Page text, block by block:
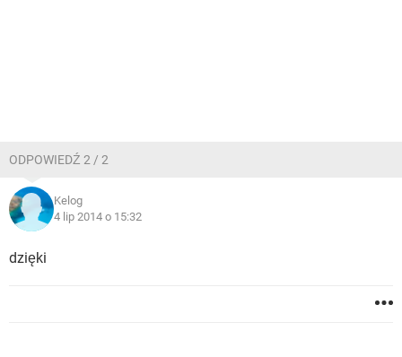
ODPOWIEDŹ 2 / 2
Kelog
4 lip 2014 o 15:32
dzięki